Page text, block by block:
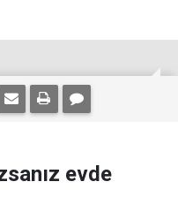
evde